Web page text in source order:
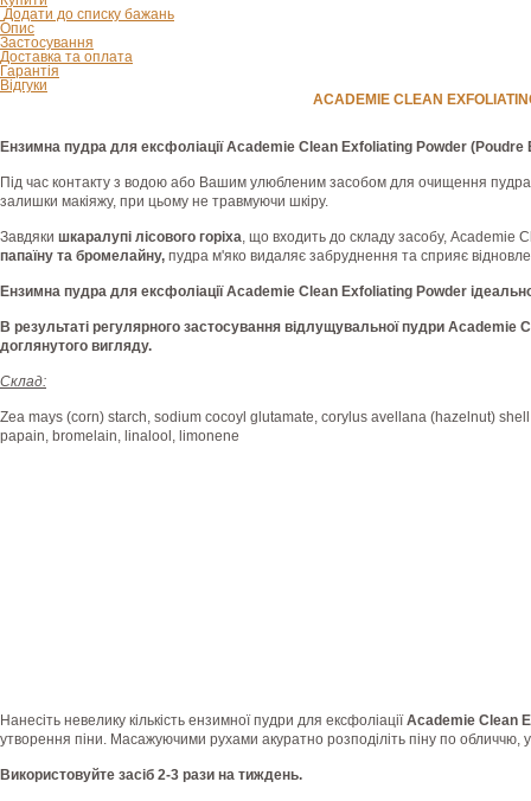
Додати до списку бажань
Опис
Застосування
Доставка та оплата
Гарантія
Відгуки
ACADEMIE CLEAN
Ензимна пудра для ексфоліації Academie Clean Exfoliating Powder
Під час контакту з водою або Вашим улюбленим засобом для очищення
залишки макіяжу, при цьому не травмуючи шкіру.
Завдяки шкаралупі лісового горіха, що входить до складу засобу, Academie
папаїну та бромелайну, пудра м'яко видаляє забруднення та сприяє
Ензимна пудра для ексфоліації Academie Clean Exfoliating Powder
В результаті регулярного застосування відлущувальної пудри
доглянутого вигляду.
Склад:
Zea mays (corn) starch, sodium cocoyl glutamate, corylus avellana (hazelnut)
papain, bromelain, linalool, limonene
Нанесіть невелику кількість ензимної пудри для ексфоліаціїAcademie Clean
утворення піни. Масажуючими рухами акуратно розподіліть піну по
Використовуйте засіб 2-3 рази на тиждень.